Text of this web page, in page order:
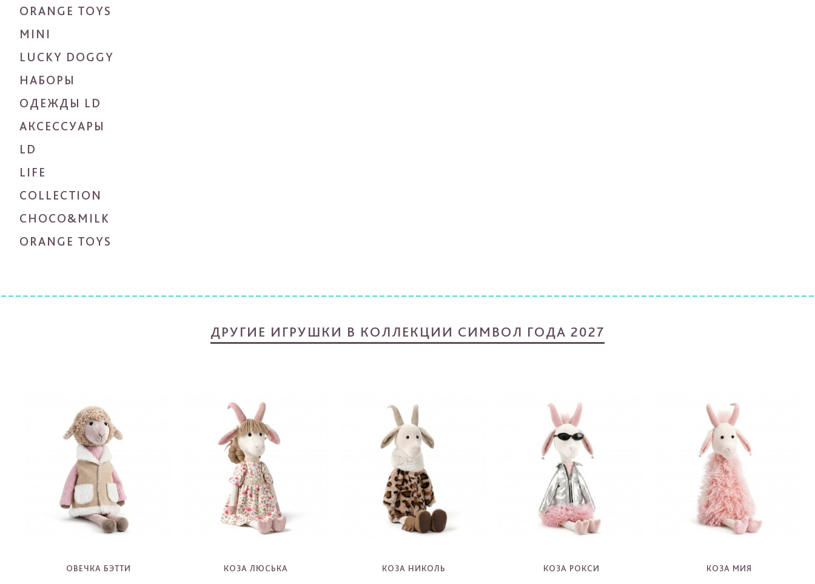
ORANGE TOYS
MINI
LUCKY DOGGY
НАБОРЫ
ОДЕЖДЫ LD
АКСЕССУАРЫ
LD
LIFE
COLLECTION
CHOCO&MILK
ORANGE TOYS
ДРУГИЕ ИГРУШКИ В КОЛЛЕКЦИИ СИМВОЛ ГОДА 2027
ОВЕЧКА БЭТТИ КОЗА ЛЮСЬКА КОЗА НИКОЛЬ КОЗА РОКСИ КОЗА МИЯ